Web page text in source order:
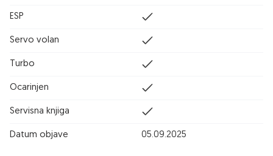
ESP
Servo volan
Turbo
Ocarinjen
Servisna knjiga
Datum objave 05.09.2025